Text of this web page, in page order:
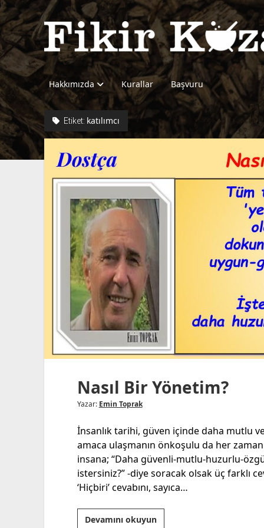
Fikir
Kazanı
Hakkımızda Kurallar Başvuru
Etiket: katılımcı
Nasıl Bir Yönetim?
Yazar: Emin Toprak
İnsanlık tarihi, güven içinde daha mutlu
amaca ulaşmanın önkoşulu da her
insana; “Daha güvenli-mutlu-huzurlu-
istersiniz?” -diye soracak olsak üç farklı
‘Hiçbiri’ cevabını, sayıca…
Devamını okuyunNasıl